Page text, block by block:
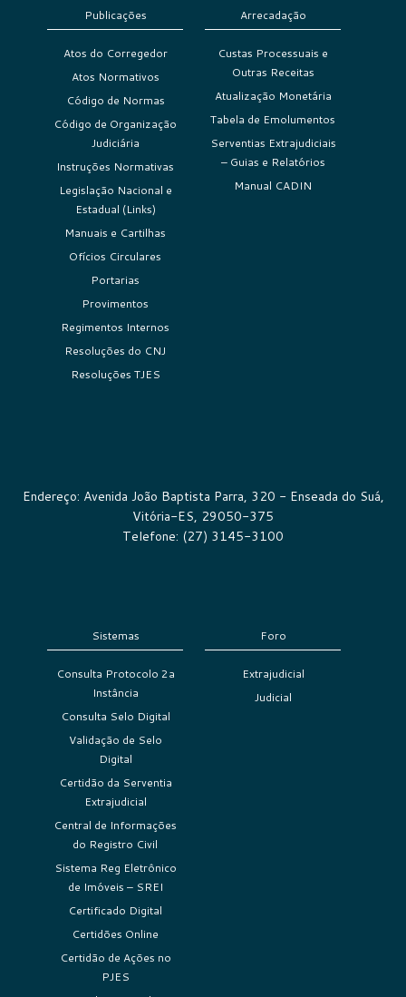
Publicações
Atos do Corregedor
Atos Normativos
Código de Normas
Código de Organização
Judiciária
Instruções Normativas
Legislação Nacional e
Estadual (Links)
Manuais e Cartilhas
Ofícios Circulares
Portarias
Provimentos
Regimentos Internos
Resoluções do CNJ
Resoluções TJES
Arrecadação
Custas Processuais e
Outras Receitas
Atualização Monetária
Tabela de Emolumentos
Serventias Extrajudiciais
– Guias e Relatórios
Manual CADIN
Endereço: Avenida João Baptista Parra, 320 - Enseada do Suá,
Vitória-ES, 29050-375
Telefone: (27) 3145-3100
Sistemas
Consulta Protocolo 2a
Instância
Consulta Selo Digital
Validação de Selo
Digital
Certidão da Serventia
Extrajudicial
Central de Informações
do Registro Civil
Sistema Reg Eletrônico
de Imóveis – SREI
Certificado Digital
Certidões Online
Certidão de Ações no
PJES
Foro
Extrajudicial
Judicial